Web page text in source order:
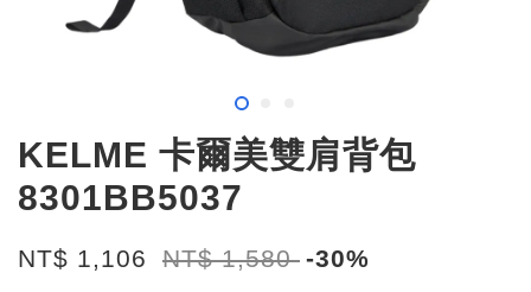
KELME 卡爾美雙肩背包
8301BB5037
NT$ 1,106 NT$ 1,580 -30%